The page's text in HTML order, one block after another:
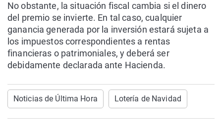
No obstante, la situación fiscal cambia si el dinero
del premio se invierte. En tal caso, cualquier
ganancia generada por la inversión estará sujeta a
los impuestos correspondientes a rentas
financieras o patrimoniales, y deberá ser
debidamente declarada ante Hacienda.
Noticias de Última Hora Lotería de Navidad